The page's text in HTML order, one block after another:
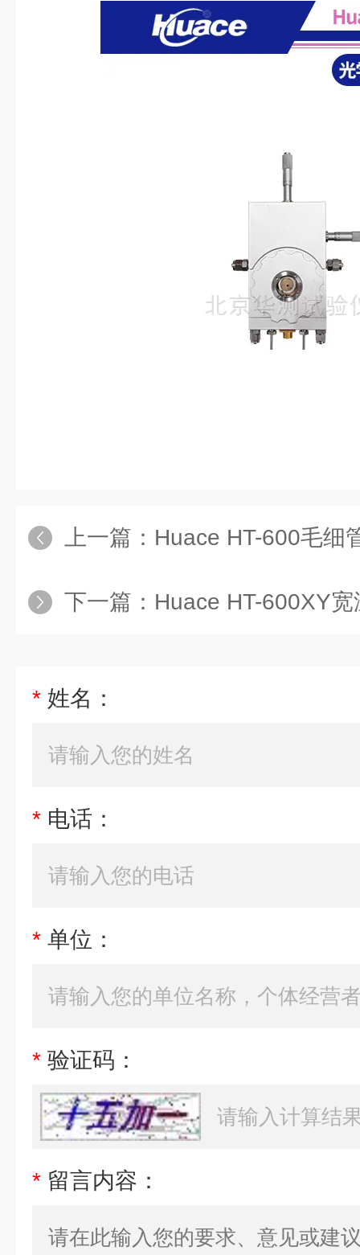
上一篇： Huace HT-600毛细
下一篇： Huace HT-600XY宽温
* 姓名：
* 电话：
* 单位：
* 验证码：
* 留言内容：